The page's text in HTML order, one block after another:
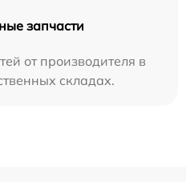
запчасти
от производителя в
складах.